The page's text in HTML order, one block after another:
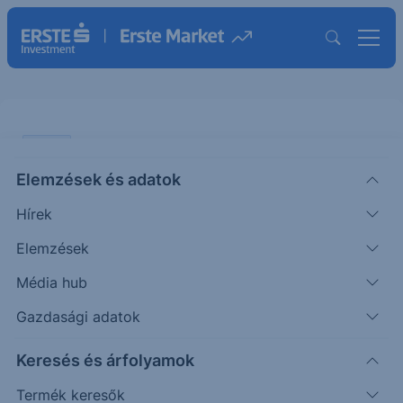
Elemzések és adatok
Hírek
Elemzések
Média hub
Gazdasági adatok
Keresés és árfolyamok
Termék keresők
izgalmak
Holnap kamatdöntő ülést tart az EKB, a
tengerentúlon pedig az inflációs adatra figyelnek